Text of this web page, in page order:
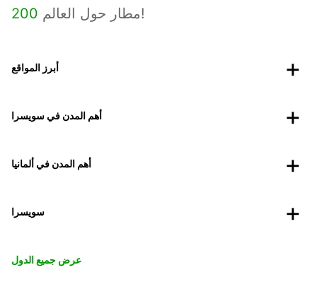
200 مطار حول العالم!
أبرز المواقع
أهم المدن في سويسرا
أهم المدن في ألمانيا
سويسرا
عرض جميع الدول